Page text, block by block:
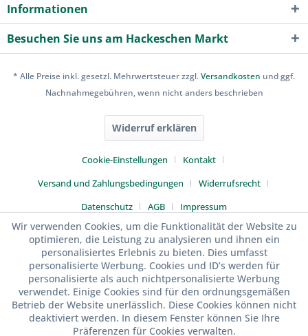
Informationen
Besuchen Sie uns am Hackeschen Markt
* Alle Preise inkl. gesetzl. Mehrwertsteuer zzgl.Versandkosten und ggf.
Nachnahmegebühren, wenn nicht anders beschrieben
Widerruf erklären
Cookie-Einstellungen
Kontakt
Versand und Zahlungsbedingungen
Widerrufsrecht
Datenschutz
AGB Impressum
Wir verwenden Cookies, um die Funktionalität der Website zu
optimieren, die Leistung zu analysieren und ihnen ein
personalisiertes Erlebnis zu bieten. Dies umfasst
personalisierte Werbung. Cookies und ID’s werden für
personalisierte als auch nichtpersonalisierte Werbung
verwendet. Einige Cookies sind für den ordnungsgemäßen
Betrieb der Website unerlässlich. Diese Cookies können nicht
deaktiviert werden. In diesem Fenster können Sie Ihre
Präferenzen für Cookies verwalten.